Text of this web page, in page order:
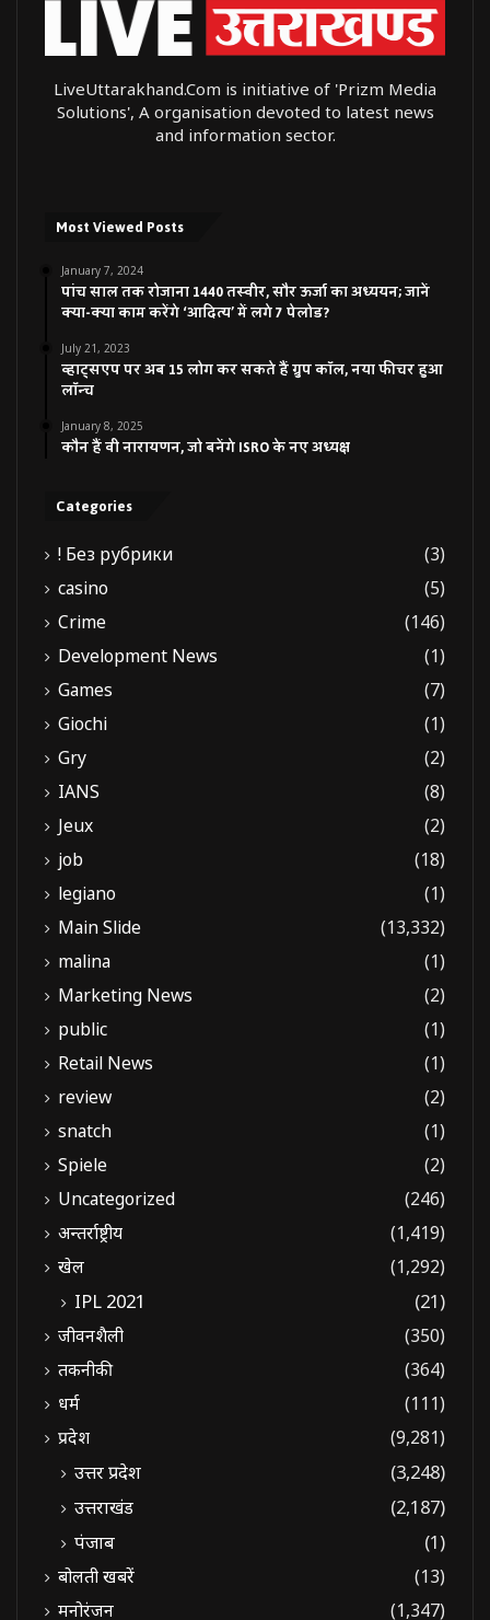
LiveUttarakhand.Com is initiative of 'Prizm Media
Solutions', A organisation devoted to latest news
and information sector.
Most Viewed Posts
January 7, 2024
पांच साल तक रोजाना 1440 तस्वीर, सौर ऊर्जा का अध्ययन; जानें
क्या-क्या काम करेंगे ‘आदित्य’ में लगे 7 पेलोड?
July 21, 2023
व्हाट्सएप पर अब 15 लोग कर सकते हैं ग्रुप कॉल, नया फीचर हुआ
लॉन्च
January 8, 2025
कौन हैं वी नारायणन, जो बनेंगे ISRO के नए अध्यक्ष
Categories
! Без рубрики
(3)
casino
(5)
Crime
(146)
Development News
(1)
Games
(7)
Giochi
(1)
Gry
(2)
IANS
(8)
Jeux
(2)
job
(18)
legiano
(1)
Main Slide
(13,332)
malina
(1)
Marketing News
(2)
public
(1)
Retail News
(1)
review
(2)
snatch
(1)
Spiele
(2)
Uncategorized
(246)
अन्तर्राष्ट्रीय
(1,419)
खेल
(1,292)
IPL 2021 (21)
जीवनशैली
(350)
तकनीकी
(364)
धर्म
(111)
प्रदेश
(9,281)
उत्तर प्रदेश
(3,248)
उत्तराखंड
(2,187)
पंजाब
(1)
बोलती खबरें
(13)
मनोरंजन
(1,347)